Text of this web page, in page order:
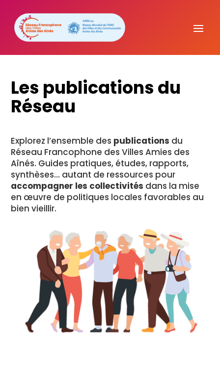
Les publications du
Réseau
Explorez l’ensemble des publications du
Réseau Francophone desVillesAmies des
Aînés. Guides pratiques, études, rapports,
synthèses… autant de ressources pour
accompagner les collectivités dans la mise
en œuvre de politiques locales favorables au
bienvieillir.